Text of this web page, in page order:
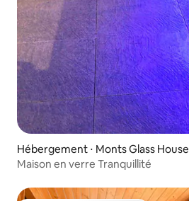
Hébergement ⋅ Monts Glass House
Maison en verre Tranquillité